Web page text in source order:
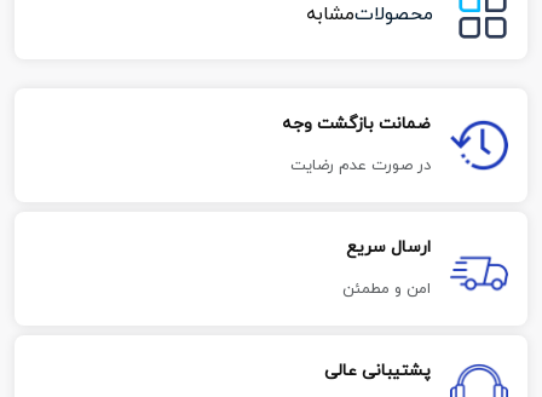
محصولاتمشابه
ضمانت بازگشت وجه
در صورت عدم رضایت
ارسال سریع
امن و مطمئن
پشتیبانی عالی